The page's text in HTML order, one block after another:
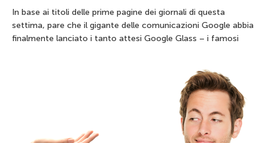
In base ai titoli delle prime pagine dei giornali di questa
settima, pare che il gigante delle comunicazioni Google abbia
finalmente lanciato i tanto attesi Google Glass – i famosi